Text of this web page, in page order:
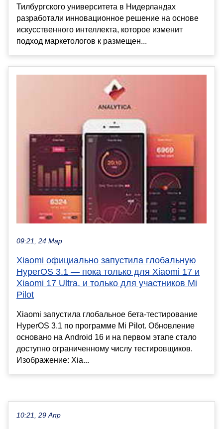
Тилбургского университета в Нидерландах
разработали инновационное решение на основе
искусственного интеллекта, которое изменит
подход маркетологов к размещен...
09:21, 24 Мар
Xiaomi официально запустила глобальную
HyperOS 3.1 — пока только для Xiaomi 17 и
Xiaomi 17 Ultra, и только для участников Mi
Pilot
Xiaomi запустила глобальное бета-тестирование
HyperOS 3.1 по программе Mi Pilot. Обновление
основано на Android 16 и на первом этапе стало
доступно ограниченному числу тестировщиков.
Изображение: Xia...
10:21, 29 Апр